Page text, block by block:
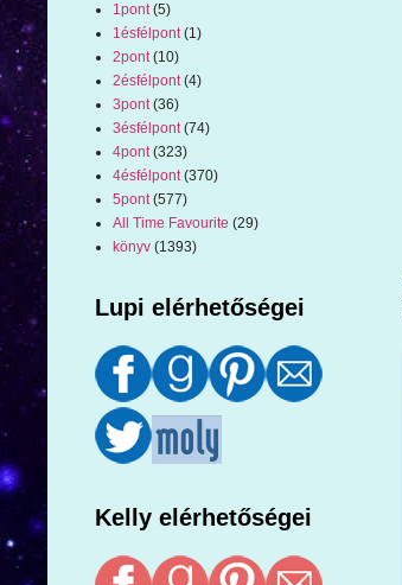
1pont (5)
1ésfélpont (1)
2pont (10)
2ésfélpont (4)
3pont (36)
3ésfélpont (74)
4pont (323)
4ésfélpont (370)
5pont (577)
All Time Favourite (29)
könyv (1393)
Lupi elérhetőségei
Kelly elérhetőségei